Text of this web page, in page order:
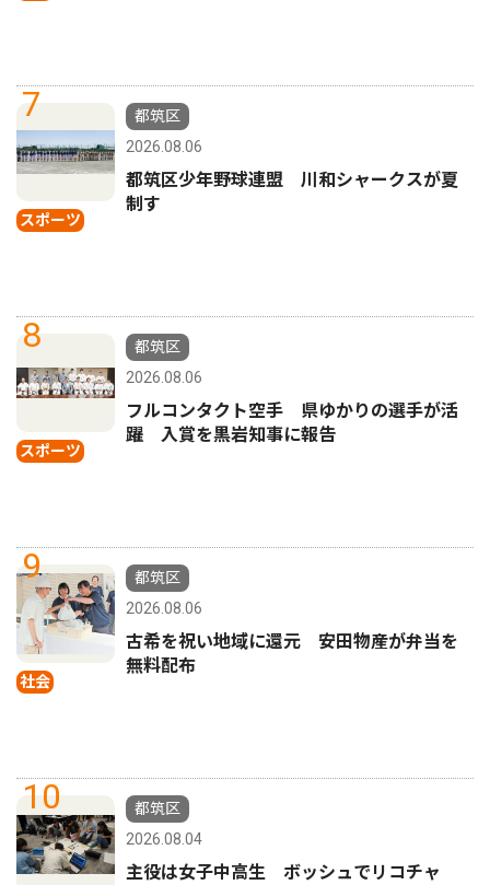
7
スポーツ
都筑区
2026.08.06
都筑区少年野球連盟 川和シャークスが夏
制す
8
スポーツ
都筑区
2026.08.06
フルコンタクト空手 県ゆかりの選手が活
躍 入賞を黒岩知事に報告
9
社会
都筑区
2026.08.06
古希を祝い地域に還元 安田物産が弁当を
無料配布
10
都筑区
2026.08.04
主役は女子中高生 ボッシュでリコチャ